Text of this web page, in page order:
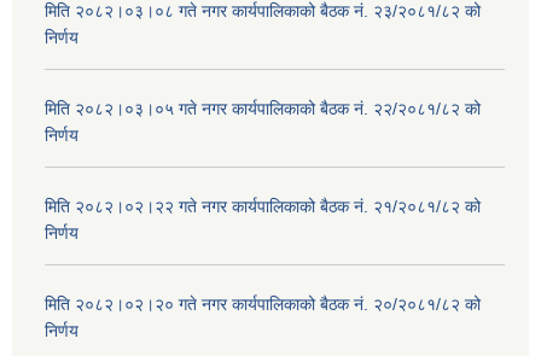
मिति २०८२।०३।०८ गते नगर कार्यपालिकाको बैठक नं. २३/२०८१/८२ को
निर्णय
मिति २०८२।०३।०५ गते नगर कार्यपालिकाको बैठक नं. २२/२०८१/८२ को
निर्णय
मिति २०८२।०२।२२ गते नगर कार्यपालिकाको बैठक नं. २१/२०८१/८२ को
निर्णय
मिति २०८२।०२।२० गते नगर कार्यपालिकाको बैठक नं. २०/२०८१/८२ को
निर्णय